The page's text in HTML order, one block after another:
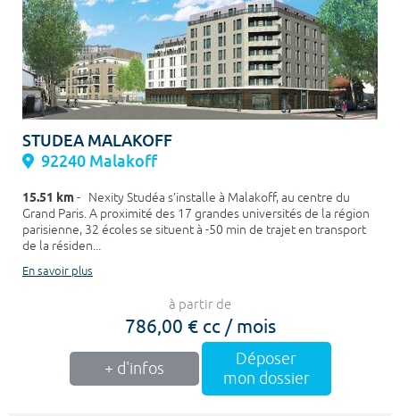
STUDEA MALAKOFF
92240 Malakoff
15.51 km- Nexity Studéa s’installe à Malakoff, au centre du
Grand Paris. A proximité des 17 grandes universités de la région
parisienne, 32 écoles se situent à -50 min de trajet en transport
de la résiden...
En savoir plus
à partir de
786,00 € cc / mois
+ d'infos
Déposer
mon dossier